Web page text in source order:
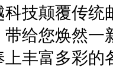
技颠覆传统
给您焕然一
丰富多彩的